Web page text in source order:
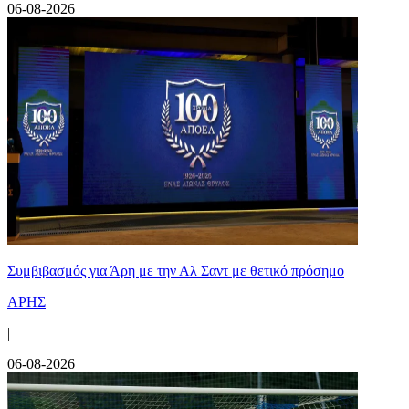
06-08-2026
Συμβιβασμός για Άρη με την Αλ Σαντ με θετικό πρόσημο
ΑΡΗΣ
|
06-08-2026